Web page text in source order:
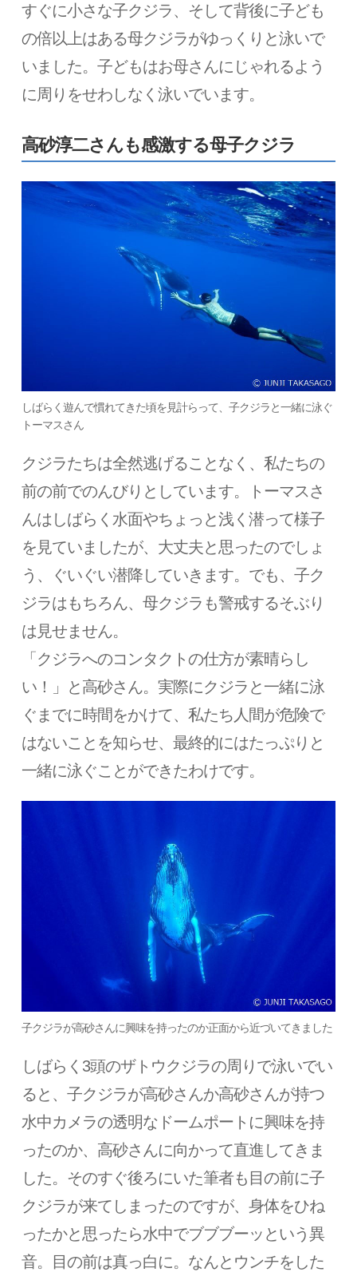
すぐに小さな子クジラ、そして背後に子ども
の倍以上はある母クジラがゆっくりと泳いで
いました。子どもはお母さんにじゃれるよう
に周りをせわしなく泳いでいます。
高砂淳二さんも感激する母子クジラ
しばらく遊んで慣れてきた頃を見計らって、子クジラと一緒に泳ぐ
トーマスさん
クジラたちは全然逃げることなく、私たちの
前の前でのんびりとしています。トーマスさ
んはしばらく水面やちょっと浅く潜って様子
を見ていましたが、大丈夫と思ったのでしょ
う、ぐいぐい潜降していきます。でも、子ク
ジラはもちろん、母クジラも警戒するそぶり
は見せません。
「クジラへのコンタクトの仕方が素晴らし
い！」と高砂さん。実際にクジラと一緒に泳
ぐまでに時間をかけて、私たち人間が危険で
はないことを知らせ、最終的にはたっぷりと
一緒に泳ぐことができたわけです。
子クジラが高砂さんに興味を持ったのか正面から近づいてきました
しばらく3頭のザトウクジラの周りで泳いでい
ると、子クジラが高砂さんか高砂さんが持つ
水中カメラの透明なドームポートに興味を持
ったのか、高砂さんに向かって直進してきま
した。そのすぐ後ろにいた筆者も目の前に子
クジラが来てしまったのですが、身体をひね
ったかと思ったら水中でブブブーッという異
音。目の前は真っ白に。なんとウンチをした